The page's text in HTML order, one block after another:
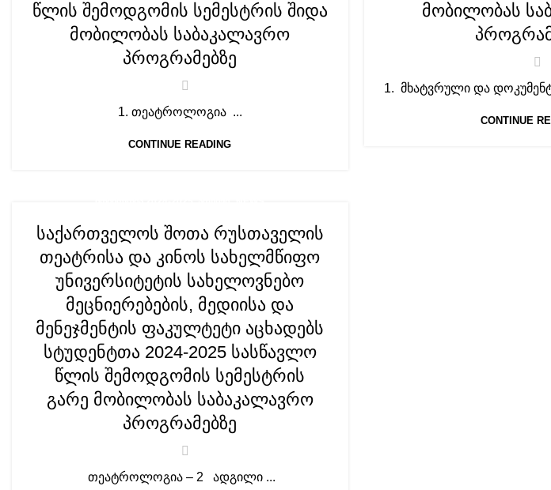
წლის შემოდგომის სემესტრის შიდა
მობილობას საბაკალავრო
პროგრამებზე
1. თეატროლოგია ...
CONTINUE READING
მობილობას
1. მხატვრული და
CONTINUE
საქართველოს შოთა რუსთაველის
თეატრისა და კინოს სახელმწიფო
უნივერსიტეტის სახელოვნებო
მეცნიერებების, მედიისა და
მენეჯმენტის ფაკულტეტი აცხადებს
სტუდენტთა 2024-2025 სასწავლო
წლის შემოდგომის სემესტრის
გარე მობილობას საბაკალავრო
პროგრამებზე
თეატროლოგია – 2 ადგილი ...